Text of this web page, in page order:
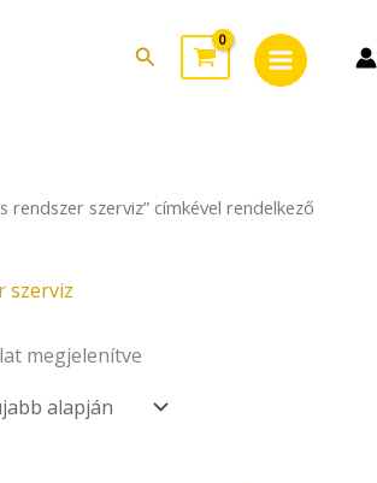
Search
Menu
rendszer szerviz” címkével rendelkező
szerviz
megjelenítve
latest